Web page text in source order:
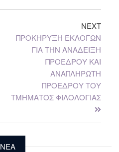
NEXT
ΠΡΟΚΗΡΥΞΗ ΕΚΛΟΓΩΝ
ΓΙΑ ΤΗΝ ΑΝΑΔΕΙΞΗ
ΠΡΟΕΔΡΟΥ ΚΑΙ
ΑΝΑΠΛΗΡΩΤΗ
ΠΡΟΕΔΡΟΥ ΤΟΥ
ΤΜΗΜΑΤΟΣ ΦΙΛΟΛΟΓΙΑΣ
NEA